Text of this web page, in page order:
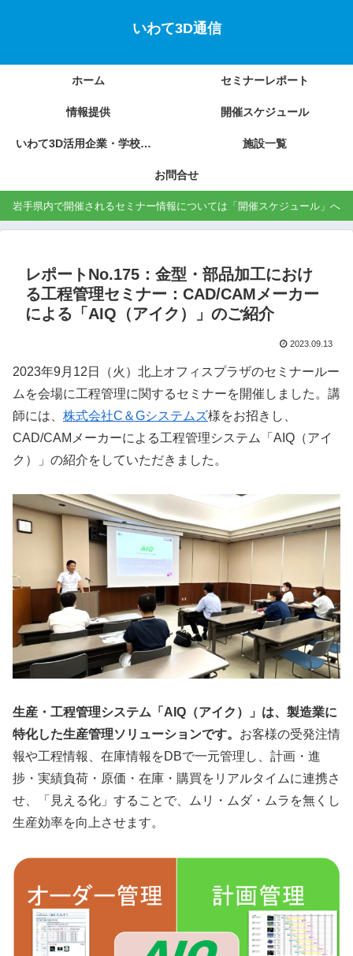
いわて3D通信
ホーム セミナーレポート
情報提供 開催スケジュール
いわて3D活用企業・学校の紹介 施設一覧
お問合せ
岩手県内で開催されるセミナー情報については「開催スケジュール」へ
レポートNo.175：金型・部品加工におけ
る工程管理セミナー：CAD/CAMメーカー
による「AIQ（アイク）」のご紹介
2023.09.13
2023年9月12日（火）北上オフィスプラザのセミナールー
ムを会場に工程管理に関するセミナーを開催しました。講
師には、 株式会社C＆Gシステムズ様をお招きし、
CAD/CAMメーカーによる工程管理システム「AIQ（アイ
ク）」の紹介をしていただきました。
生産・工程管理システム「AIQ（アイク）」は、製造業に
特化した生産管理ソリューションです。 お客様の受発注情
報や工程情報、在庫情報をDBで一元管理し、計画・進
捗・実績負荷・原価・在庫・購買をリアルタイムに連携さ
せ、「見える化」することで、ムリ・ムダ・ムラを無くし
生産効率を向上させます。